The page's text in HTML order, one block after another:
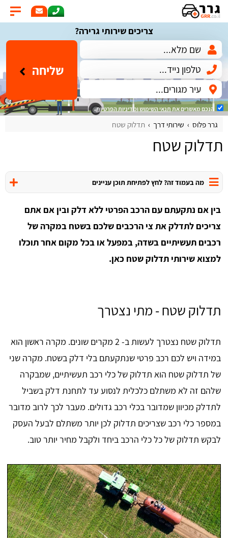
צריכים שירותי גרירה?
שליחה
הנכם מאשרים את תנאי השימושומדיניות הפרטיות.
גרר פלוס שירותי דרך תדלוק שטח
תדלוק שטח
מה בעמוד זה? לחץ לפתיחת תוכן עניינים
בין אם נתקעתם עם הרכב הפרטי ללא דלק ובין אם אתם
צריכים לתדלק את צי הרכבים שלכם בשטח במקרה של
רכבים תעשיתיים בשדה, במפעל או בכל מקום אחר תוכלו
למצוא שירותי תדלוק שטח כאן.
תדלוק שטח - מתי נצטרך
תדלוק שטח נצטרך לעשות ב- 2 מקרים שונים. מקרה ראשון הוא
במידה ויש לכם רכב פרטי שנתקעתם בלי דלק בשטח. מקרה שני
של תדלוק שטח הוא תדלוק של כלי רכב תעשיתיים, שמבקרה
שלהם זה לא משתלם כלכלית לנסוע עד לתחנת דלק בשביל
לתדלק מכיוון שמדובר בכלי רכב גדולים. מעבר לכך לרוב מדובר
במספר כלי רכב שצריכים תדלוק לכן יותר משתלם לבעל העסק
לבקש תדלוק של כל כלי הרכב ביחד ולקבל מחיר יותר טוב.